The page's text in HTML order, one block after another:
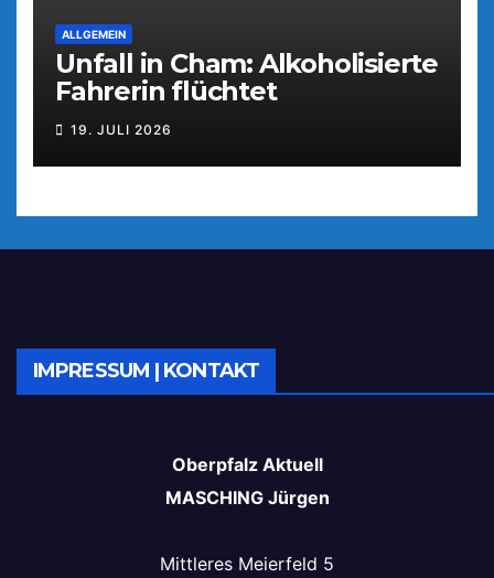
ALLGEMEIN
Unfall in Cham: Alkoholisierte
Fahrerin flüchtet
19. JULI 2026
IMPRESSUM | KONTAKT
Oberpfalz Aktuell
MASCHING Jürgen
Mittleres Meierfeld 5